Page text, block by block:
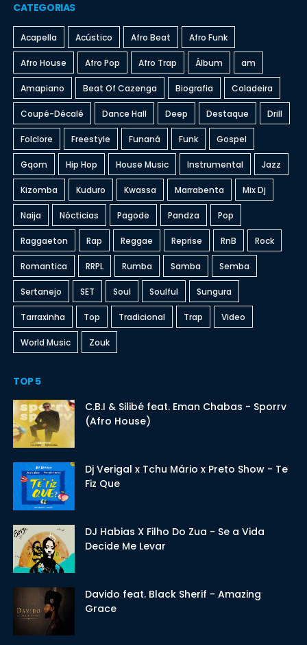
CATEGORIAS
Acapella Acústico Afro Beat Afro Funk
Afro House Afro Pop Afro Trap Álbum am
Amapiano Beat Of Cazenga Biografia Coladeira
Coupé-Décalé Dance Hall Deep Destaque Drill
Folclore Freestyle Funaná Funk Gospel
Gqom Hip Hop House Music Instrumental Jazz
Kizomba Kuduro Kwassa Marrabenta Mix Dj
Naija Nócticias Pagode Pandza Pop
Raggaeton Rap Reggae Reprise RnB Rock
Romantica RRPL Rumba Samba Semba
Sertanejo SET Soul Soulful Sungura
Tarraxinha Top Tradicional Trap Video
World Music Zouk
TOP 5
C.B.I & Silibé feat. Eman Chabas - Sporrv
(Afro House)
Dj Verigal x Tchu Mário x Preto Show - Te
Fiz Que
DJ Habias X Filho Do Zua - Se a Vida
Decide Me Levar
Davido feat. Black Sherif - Amazing
Grace